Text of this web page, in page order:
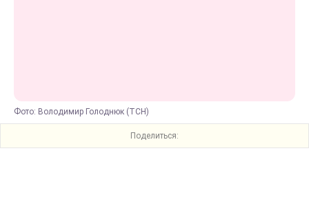
Фото: Володимир Голоднюк (ТСН)
Поделиться: